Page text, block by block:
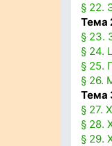
§ 22.
Тема
§ 23.
§ 24.
§ 25.
§ 26.
Тема
§ 27.
§ 28.
§ 29.